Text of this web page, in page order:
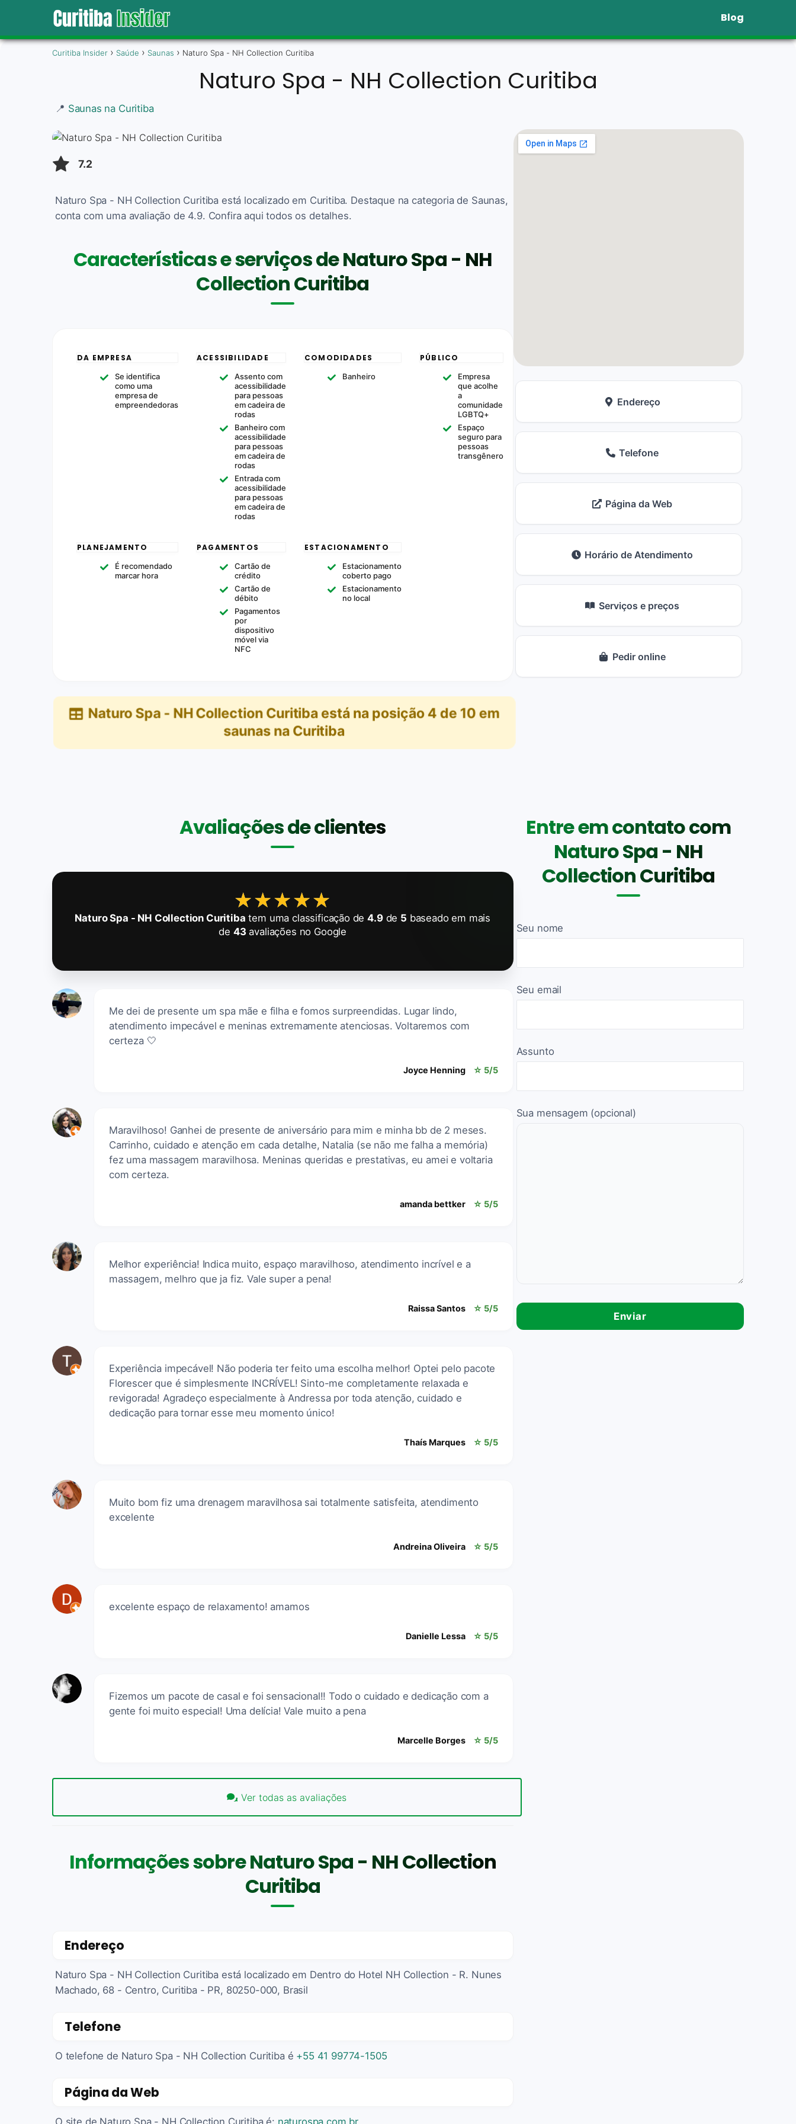
Blog
Curitiba Insider Saúde Saunas Naturo Spa - NH Collection Curitiba
Naturo Spa - NH Collection Curitiba
📍 Saunas na Curitiba
7.2
Naturo Spa - NH Collection Curitiba está localizado em Curitiba. Destaque na categoria de Saunas,
conta com uma avaliação de 4.9. Confira aqui todos os detalhes.
Características e serviços de Naturo Spa - NH
Collection Curitiba
DA EMPRESA
Se identifica
como uma
empresa de
empreendedoras
ACESSIBILIDADE
Assento com
acessibilidade
para pessoas
em cadeira de
rodas
Banheiro com
acessibilidade
para pessoas
em cadeira de
rodas
Entrada com
acessibilidade
para pessoas
em cadeira de
rodas
COMODIDADES
Banheiro
PÚBLICO
Empresa
que acolhe
a
comunidade
LGBTQ+
Espaço
seguro para
pessoas
transgênero
PLANEJAMENTO
É recomendado
marcar hora
PAGAMENTOS
Cartão de
crédito
Cartão de
débito
Pagamentos
por
dispositivo
móvel via
NFC
ESTACIONAMENTO
Estacionamento
coberto pago
Estacionamento
no local
Naturo Spa - NH Collection Curitiba está na posição 4 de 10 em
saunas na Curitiba
Endereço
Telefone
Página da Web
Horário de Atendimento
Serviços e preços
Pedir online
Avaliações de clientes
★★★★★
★★★★★
Naturo Spa - NH Collection Curitiba tem uma classificação de4.9de 5 baseado em mais
de 43avaliações no Google
Me dei de presente um spa mãe e filha e fomos surpreendidas. Lugar lindo,
atendimento impecável e meninas extremamente atenciosas. Voltaremos com
certeza 🤍
Joyce Henning ☆ 5/5
Maravilhoso! Ganhei de presente de aniversário para mim e minha bb de 2 meses.
Carrinho, cuidado e atenção em cada detalhe, Natalia (se não me falha a memória)
fez uma massagem maravilhosa. Meninas queridas e prestativas, eu amei e voltaria
com certeza.
amanda bettker ☆ 5/5
Melhor experiência! Indica muito, espaço maravilhoso, atendimento incrível e a
massagem, melhro que ja fiz. Vale super a pena!
Raissa Santos ☆ 5/5
Experiência impecável! Não poderia ter feito uma escolha melhor! Optei pelo pacote
Florescer que é simplesmente INCRÍVEL! Sinto-me completamente relaxada e
revigorada! Agradeço especialmente à Andressa por toda atenção, cuidado e
dedicação para tornar esse meu momento único!
Thaís Marques ☆ 5/5
Muito bom fiz uma drenagem maravilhosa sai totalmente satisfeita, atendimento
excelente
Andreina Oliveira ☆ 5/5
excelente espaço de relaxamento! amamos
Danielle Lessa ☆ 5/5
Fizemos um pacote de casal e foi sensacional!! Todo o cuidado e dedicação com a
gente foi muito especial! Uma delícia! Vale muito a pena
Marcelle Borges ☆ 5/5
Ver todas as avaliações
Informações sobre Naturo Spa - NH Collection
Curitiba
Endereço
Naturo Spa - NH Collection Curitiba está localizado em Dentro do Hotel NH Collection - R. Nunes
Machado, 68 - Centro, Curitiba - PR, 80250-000, Brasil
Telefone
O telefone de Naturo Spa - NH Collection Curitiba é +55 41 99774-1505
Página da Web
Entre em contato com
Naturo Spa - NH
Collection Curitiba
Seu nome
Seu email
Assunto
Sua mensagem (opcional)